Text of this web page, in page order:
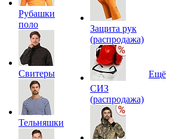
Рубашки
поло
Свитеры
Тельняшки
Защита рук
(распродажа)
СИЗ
(распродажа)
Ещё